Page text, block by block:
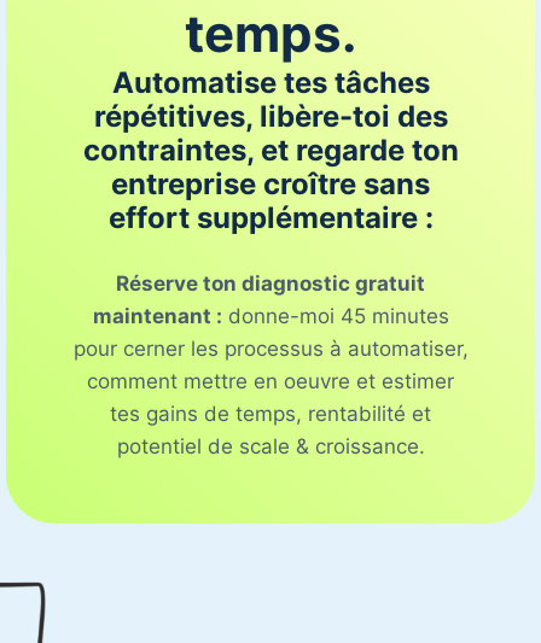
temps.
Automatise tes tâches
répétitives, libère-toi des
contraintes, et regarde ton
entreprise croître sans
effort supplémentaire :
Réserve ton diagnostic gratuit
maintenant : donne-moi 45 minutes
pour cerner les processus à automatiser,
comment mettre en oeuvre et estimer
tes gains de temps, rentabilité et
potentiel de scale & croissance.